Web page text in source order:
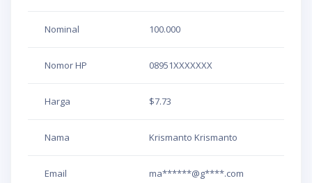
Nominal 100.000
Nomor HP 08951XXXXXXX
Harga $7.73
Nama Krismanto Krismanto
Email ma******@g****.com